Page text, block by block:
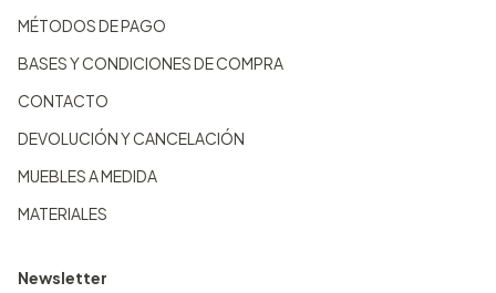
MÉTODOS DE PAGO
BASES Y CONDICIONES DE COMPRA
CONTACTO
DEVOLUCIÓN Y CANCELACIÓN
MUEBLES A MEDIDA
MATERIALES
Newsletter